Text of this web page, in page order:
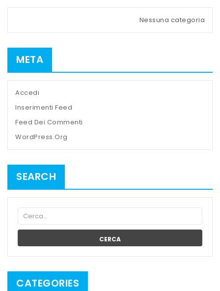
Nessuna categoria
META
Accedi
Inserimenti Feed
Feed Dei Commenti
WordPress.org
SEARCH
CERCA
CATEGORIES